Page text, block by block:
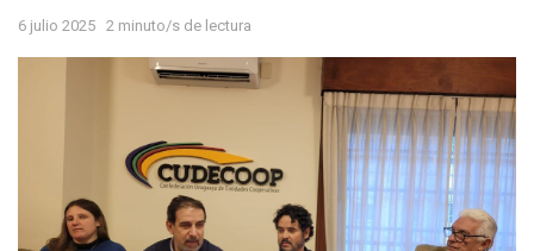
6 julio 2025 2 minuto/s de lectura